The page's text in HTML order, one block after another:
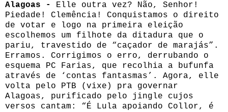
Alagoas -
Elle outra vez? Não, Senhor!
Piedade! Clemência! Conquistamos o direito
de votar e logo na primeira eleição
escolhemos um filhote da ditadura que o
pariu, travestido de “caçador de marajás”.
Erramos. Corrigimos o erro, derrubando o
esquema PC Farias, que recolhia a bufunfa
através de ‘contas fantasmas’. Agora, elle
volta pelo PTB (vixe) pra governar
Alagoas, purificado pelo jingle cujos
versos cantam: “É Lula apoiando Collor, é